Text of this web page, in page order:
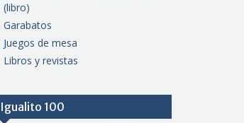
(libro)
Garabatos
Juegos de mesa
Libros y revistas
Igualito 100